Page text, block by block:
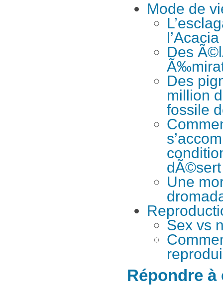
Mode de
l’Acacia
Des
Des
million
fossile
Une
Sex vs
Répondre